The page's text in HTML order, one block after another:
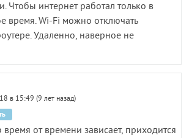
Чтобы интернет работал только в
время. Wi-Fi можно отключать
Удаленно, наверное не
в 15:49 (9 лет назад)
от времени зависает, приходится